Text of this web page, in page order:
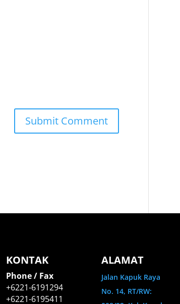
KONTAK
Phone / Fax
+6221-6191294
+6221-6195411
ALAMAT
Jalan Kapuk Raya
No. 14, RT/RW: